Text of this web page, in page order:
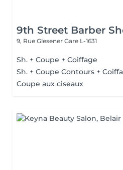
9th Street Barber
9, Rue Glesener Gare L-1631
Sh. + Coupe + Coiffage
Sh. + Coupe Contours +
Coupe aux ciseaux